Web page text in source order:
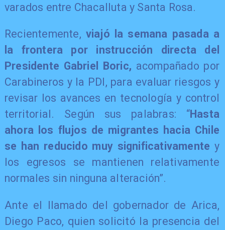
varados entre Chacalluta y Santa Rosa.
Recientemente, viajó la semana pasada a
la frontera por instrucción directa del
Presidente Gabriel Boric, acompañado por
Carabineros y la PDI, para evaluar riesgos y
revisar los avances en tecnología y control
territorial. Según sus palabras: “Hasta
ahora los flujos de migrantes hacia Chile
se han reducido muy significativamente y
los egresos se mantienen relativamente
normales sin ninguna alteración”.
Ante el llamado del gobernador de Arica,
Diego Paco, quien solicitó la presencia del